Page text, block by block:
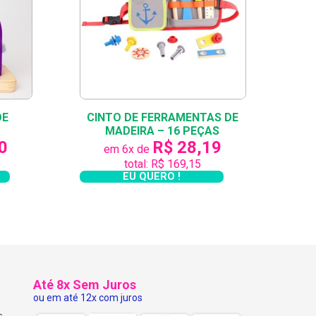
travelhobbiesandsparetime/playing-with-
ter muito espaço para isso! Nossos
casa e seu filho brinca! Sem falar que
com seus filhos na KforYou!!!
CINTO DE FERRAMENTAS DE
MADEIRA – 16 PEÇAS
em 6x de R$ 28,19
total: R$ 169,15
EU QUERO !
Até 8x Sem Juros
ou em até 12x com juros